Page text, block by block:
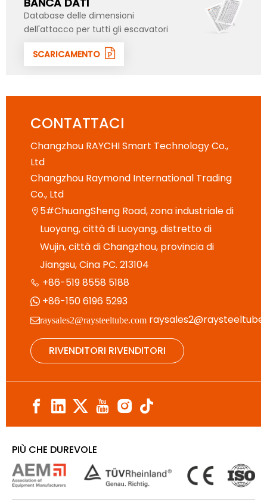
Database delle dimensioni
dell'attacco per tutti gli escavatori
SCARICAMENTO
CONTATTACI
Changzhou RAYCHI Smart Technology Co.,
Ltd
Changzhou Raymond International Trading
Co., Ltd
 5#ChuangSheng Road, zona industriale di
Luoyang, città di Luoyang, distretto di
Wujin, città di Changzhou, provincia di
Jiangsu, Cina PC. 213104
 +86-519 8558 5188
 +86-150 6196 5293
raysales2@raysteeltube.com
RIVENDITORI RIVENDITORI
PIÙ CHE DUREVOLE